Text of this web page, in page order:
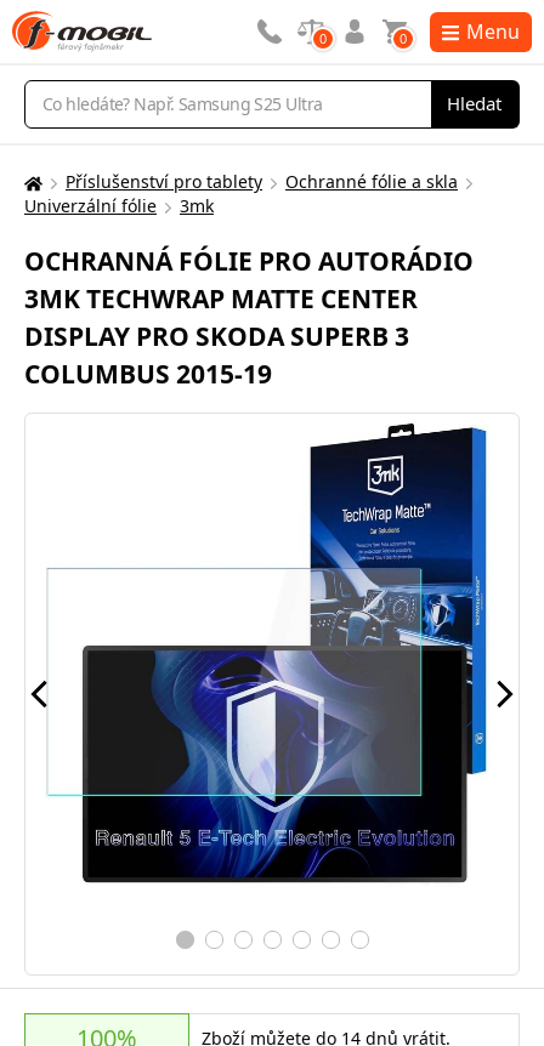
Vyhledávání
Hledat
0 0 Menu
Zde
nacházíte:
Příslušenství pro tablety
Ochranné fólie a skla
Univerzální fólie
3mk
OCHRANNÁ FÓLIE PRO AUTORÁDIO
3MK TECHWRAP MATTE CENTER
DISPLAY PRO SKODA SUPERB 3
COLUMBUS 2015-19
100%
Zboží můžete do 14 dnů vrátit.